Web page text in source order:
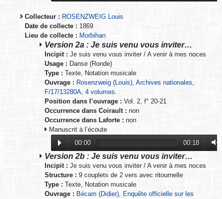
Collecteur : ROSENZWEIG Louis
Date de collecte : 1869
Lieu de collecte : Morbihan
Version 2a : Je suis venu vous inviter…
Incipit : Je suis venu vous inviter / A venir à mes noces
Usage : Danse (Ronde)
Type : Texte, Notation musicale
Ouvrage : Rosenzweig (Louis), Archives nationales,
F/17/13280A, 4 volumes.
Position dans l’ouvrage : Vol. 2, f° 20-21
Occurrence dans Coirault : non
Occurrence dans Laforte : non
Manuscrit à l’écoute
00:00
00:18
Version 2b : Je suis venu vous inviter…
Incipit : Je suis venu vous inviter / A venir à mes noces
Structure : 9 couplets de 2 vers avec ritournelle
Type : Texte, Notation musicale
Ouvrage : Bécam (Didier), Enquête officielle sur les